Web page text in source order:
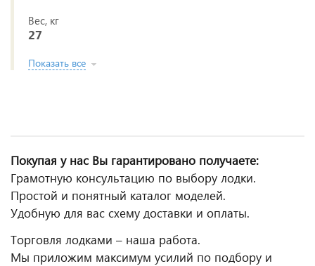
Вес, кг
27
Показать все
Покупая у нас Вы гарантировано получаете:
Грамотную консультацию по выбору лодки.
Простой и понятный каталог моделей.
Удобную для вас схему доставки и оплаты.
Торговля лодками – наша работа.
Мы приложим максимум усилий по подбору и